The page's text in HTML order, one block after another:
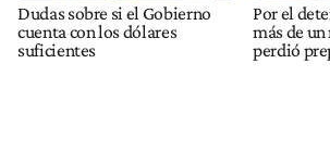
Dudas sobre si el Gobierno
cuenta con los dólares
suficientes
Por el
más de
perdió